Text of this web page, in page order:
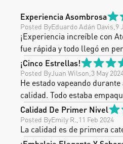
Experiencia Asombrosa
Posted ByEduardo Adán Davis 9
¡Experiencia increíble con
fue rápida y todo llegó en
¡Cinco Estrellas!
Posted ByJuan Wilson 3 May
He estado vapeando
calidad. Todo estaba
Calidad De Primer Nivel
Posted ByEmily R. 11 Feb 2024
La calidad es de primera